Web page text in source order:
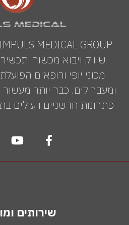
שיווק ויבוא מכשור
מכוני יופי ורופאים
ומעבר לים. כבר יותר
פתרונות חדשניים ויעילים
שירותים